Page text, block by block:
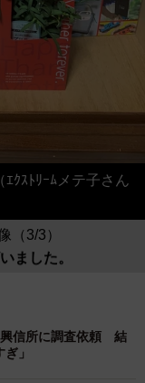
ｸｽﾄﾘｰﾑメテ子さん
（3/3）
ました。
信所に調査依頼 結
」